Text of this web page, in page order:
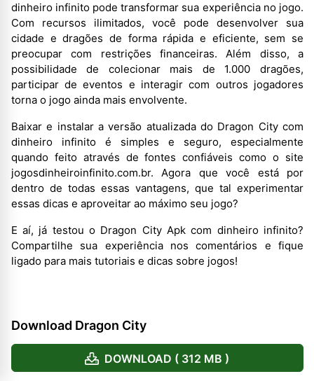
dinheiro infinito pode transformar sua experiência no jogo.
Com recursos ilimitados, você pode desenvolver sua
cidade e dragões de forma rápida e eficiente, sem se
preocupar com restrições financeiras. Além disso, a
possibilidade de colecionar mais de 1.000 dragões,
participar de eventos e interagir com outros jogadores
torna o jogo ainda mais envolvente.
Baixar e instalar a versão atualizada do Dragon City com
dinheiro infinito é simples e seguro, especialmente
quando feito através de fontes confiáveis como o site
jogosdinheiroinfinito.com.br. Agora que você está por
dentro de todas essas vantagens, que tal experimentar
essas dicas e aproveitar ao máximo seu jogo?
E aí, já testou o Dragon City Apk com dinheiro infinito?
Compartilhe sua experiência nos comentários e fique
ligado para mais tutoriais e dicas sobre jogos!
Download Dragon City
DOWNLOAD ( 312 MB )